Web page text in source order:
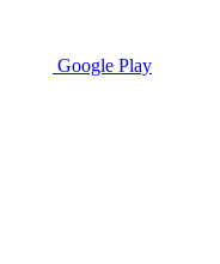
Google Play